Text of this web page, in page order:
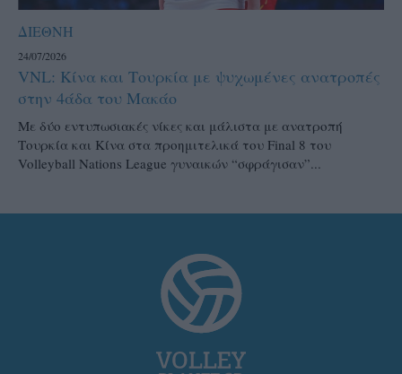
ΔΙΕΘΝΗ
24/07/2026
VNL: Κίνα και Τουρκία με ψυχωμένες ανατροπές
στην 4άδα του Μακάο
Με δύο εντυπωσιακές νίκες και μάλιστα με ανατροπή
Τουρκία και Κίνα στα προημιτελικά του Final 8 του
Volleyball Nations League γυναικών “σφράγισαν”...